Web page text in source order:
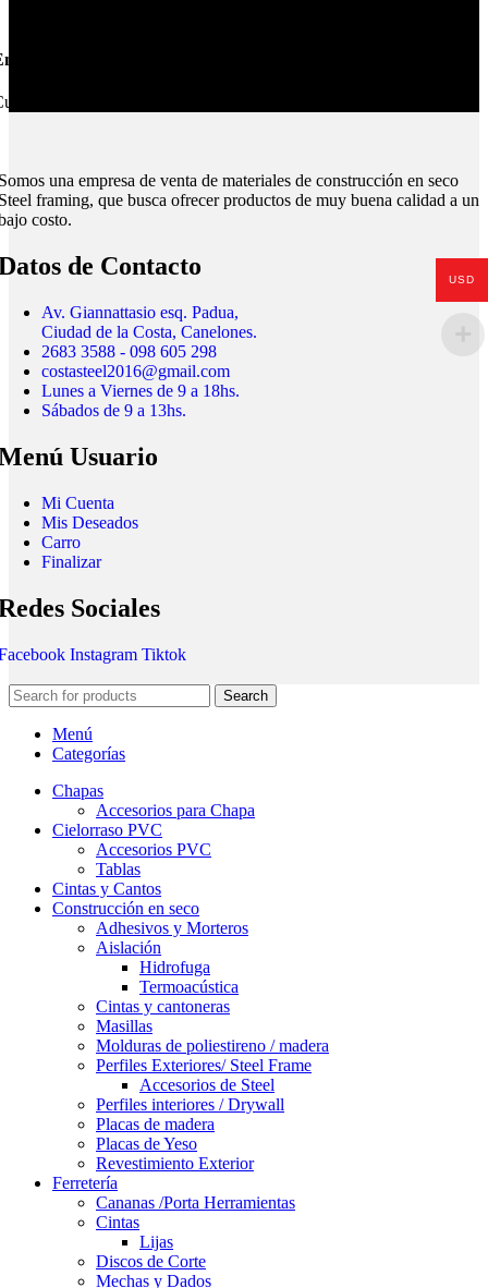
Montevideo e Interior.
todo el país.
una empresa de venta de materiales de construcción en seco
framing, que busca ofrecer productos de muy buena calidad a un
costo.
de Contacto
Av. Giannattasio esq. Padua,
Ciudad de la Costa, Canelones.
2683 3588 - 098 605 298
costasteel2016@gmail.com
Lunes a Viernes de 9 a 18hs.
Sábados de 9 a 13hs.
Usuario
Mi Cuenta
Mis Deseados
Carro
Finalizar
Sociales
Instagram Tiktok
Search
Menú
Categorías
Chapas
Accesorios para Chapa
Cielorraso PVC
Accesorios PVC
Tablas
Cintas y Cantos
Construcción en seco
Adhesivos y Morteros
Aislación
Hidrofuga
Termoacústica
Cintas y cantoneras
Masillas
Molduras de poliestireno / madera
Perfiles Exteriores/ Steel Frame
Accesorios de Steel
Perfiles interiores / Drywall
Placas de madera
Placas de Yeso
Revestimiento Exterior
Ferretería
Cananas /Porta Herramientas
Cintas
Lijas
Discos de Corte
Mechas y Dados
USD